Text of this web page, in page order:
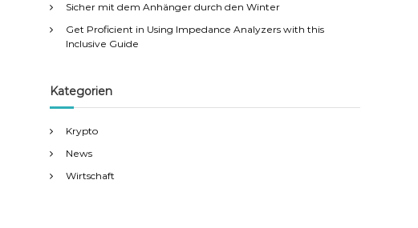
Sicher mit dem Anhänger durch den Winter
Get Proficient in Using Impedance Analyzers with this
Inclusive Guide
Kategorien
Krypto
News
Wirtschaft